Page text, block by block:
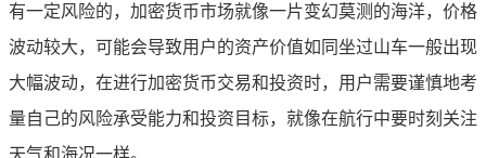
有一定风险的，加密货币市场就像一片变幻莫测的海洋，价格
波动较大，可能会导致用户的资产价值如同坐过山车一般出现
大幅波动，在进行加密货币交易和投资时，用户需要谨慎地考
量自己的风险承受能力和投资目标，就像在航行中要时刻关注
天气和海况一样。